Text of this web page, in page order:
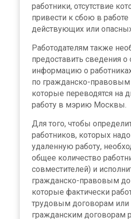
работники, отсутствие
привести к сбою в
действующих или
Работодателям также
предоставить сведения о
информацию о
по гражданско-
которые переводятся на
работу в мэрию Москвы.
Для того, чтобы
работников, которых
удаленную работу,
общее количество
совместителей) и
гражданско-правовым
которые фактически
трудовым договорам
гражданским договорам